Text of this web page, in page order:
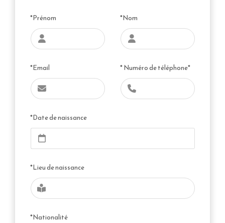
*Prénom *Nom
*Email * Numéro de téléphone*
*Date de naissance
*Lieu de naissance
*Nationalité